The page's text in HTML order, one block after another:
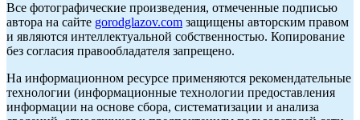
Все фотографические произведения, отмеченные подписью
автора на сайте gorodglazov.com защищены авторским правом
и являются интеллектуальной собственностью. Копирование
без согласия правообладателя запрещено.
На информационном ресурсе применяются рекомендательные
технологии (информационные технологии предоставления
информации на основе сбора, систематизации и анализа